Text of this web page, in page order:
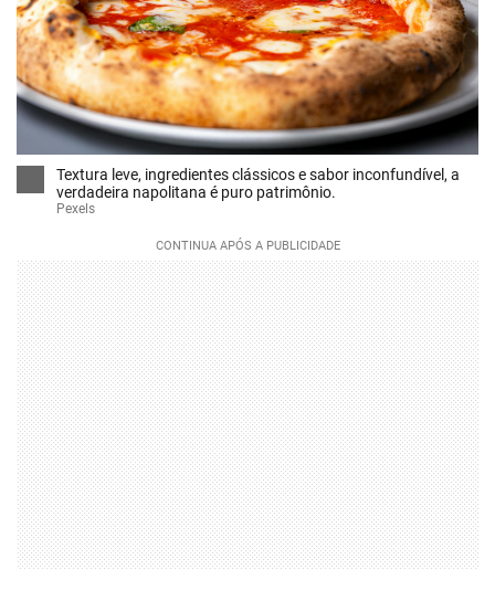
Textura leve, ingredientes clássicos e sabor inconfundível, a
verdadeira napolitana é puro patrimônio.
Pexels